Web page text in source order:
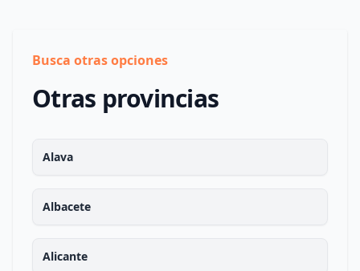
Busca otras opciones
Otras provincias
Alava
Albacete
Alicante